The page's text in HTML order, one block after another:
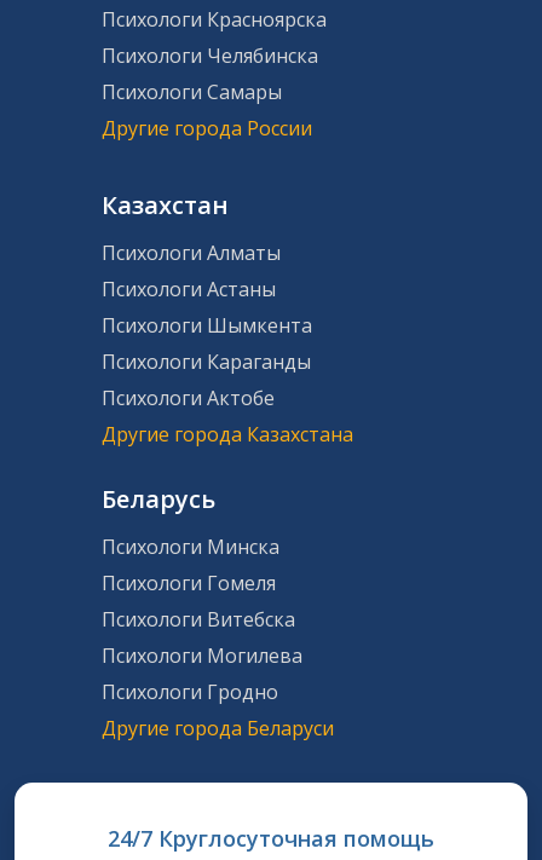
Психологи Красноярска
Психологи Челябинска
Психологи Самары
Другие города России
Казахстан
Психологи Алматы
Психологи Астаны
Психологи Шымкента
Психологи Караганды
Психологи Актобе
Другие города Казахстана
Беларусь
Психологи Минска
Психологи Гомеля
Психологи Витебска
Психологи Могилева
Психологи Гродно
Другие города Беларуси
24/7 Круглосуточная помощь